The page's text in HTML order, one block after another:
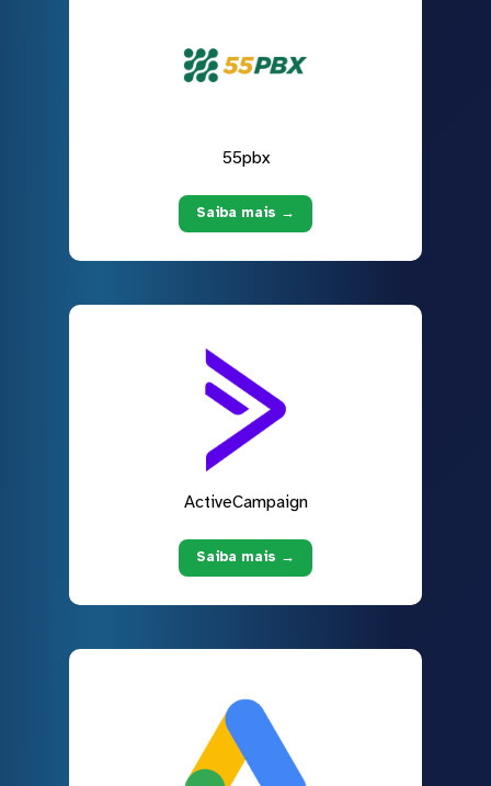
55pbx
Saiba mais →
ActiveCampaign
Saiba mais →